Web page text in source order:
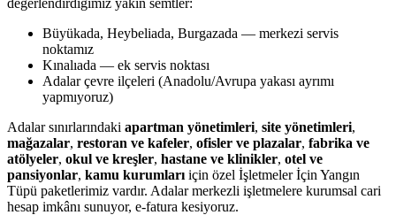
Büyükada, Heybeliada, Burgazada — merkezi servis
noktamız
Kınalıada — ek servis noktası
Adalar çevre ilçeleri (Anadolu/Avrupa yakası ayrımı
yapmıyoruz)
Adalar sınırlarındaki apartman yönetimleri, site yönetimleri,
mağazalar, restoran ve kafeler, ofisler ve plazalar, fabrika ve
atölyeler, okul ve kreşler, hastane ve klinikler, otel ve
pansiyonlar, kamu kurumları için özel İşletmeler İçin Yangın
Tüpü paketlerimiz vardır. Adalar merkezli işletmelere kurumsal cari
hesap imkânı sunuyor, e-fatura kesiyoruz.